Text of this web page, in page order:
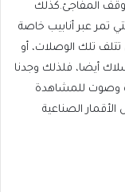
المفاجئ.كذلك
تمر عبر أنابيب خاصة
تتلف تلك الوصلات، أو
أيضا، فلذلك وجدنا
وصوت للمشاهدة
الصناعية